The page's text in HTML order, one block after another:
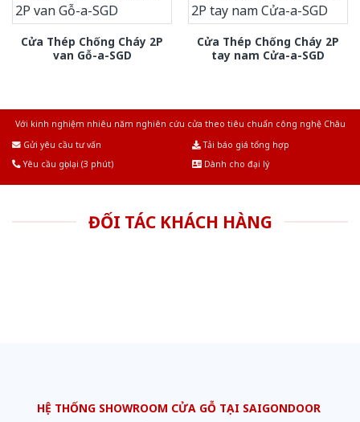
Cửa Thép Chống Cháy 2P
van Gỗ-a-SGD
Cửa Thép Chống Cháy 2P
tay nam Cửa-a-SGD
Với kinh nghiệm nhiêu năm nghiên cứu cửa theo tiêu chuẩn công nghệ Châu
Gửi yêu cầu tư vấn
Tải báo giá tổng hợp
Yêu cầu gọi lại (3 phút)
Dành cho đại lý
ĐỐI TÁC KHÁCH HÀNG
HỆ THỐNG SHOWROOM CỬA GỖ TẠI SAIGONDOOR